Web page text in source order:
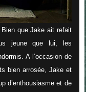
que Jake ait refait
jeune que lui, les
A l’occasion de
bien arrosée, Jake et
d’enthousiasme et de